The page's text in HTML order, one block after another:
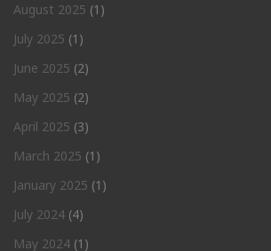
August 2025 (1)
July 2025 (1)
June 2025 (2)
May 2025 (2)
April 2025 (3)
March 2025 (1)
January 2025 (1)
July 2024 (4)
May 2024 (1)